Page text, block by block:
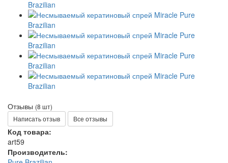
Отзывы (8 шт)
Написать отзыв
Все отзывы
Код товара:
art59
Производитель: